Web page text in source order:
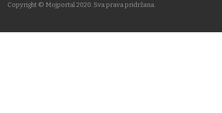
Copyright © Mojportal 2020. Sva prava pridržana.